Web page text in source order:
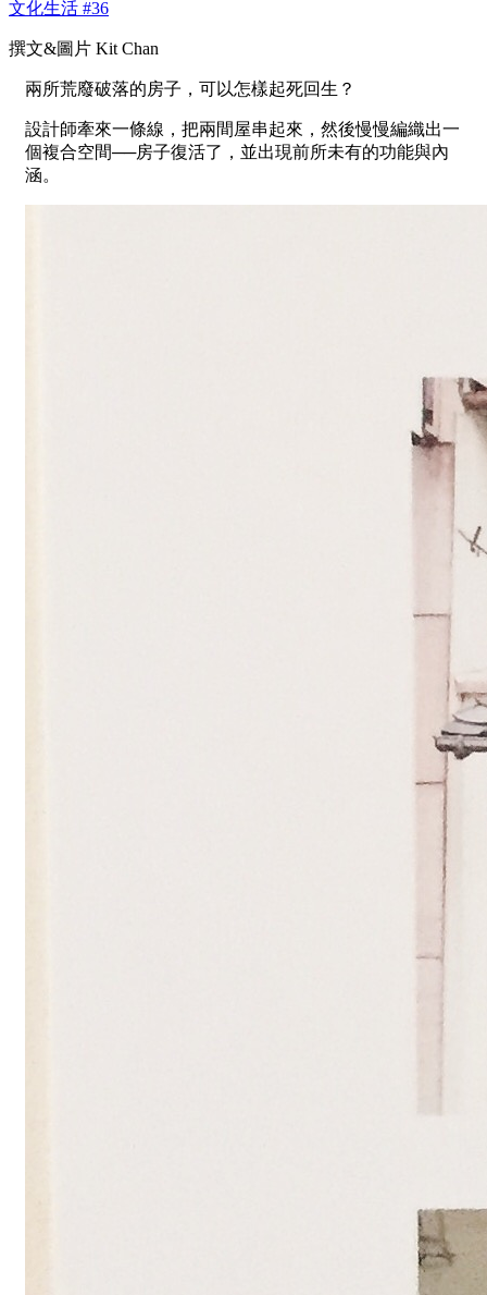
文化生活 #36
撰文&圖片 Kit Chan
兩所荒廢破落的房子，可以怎樣起死回生？
設計師牽來一條線，把兩間屋串起來，然後慢慢編織出一
個複合空間──房子復活了，並出現前所未有的功能與內
涵。